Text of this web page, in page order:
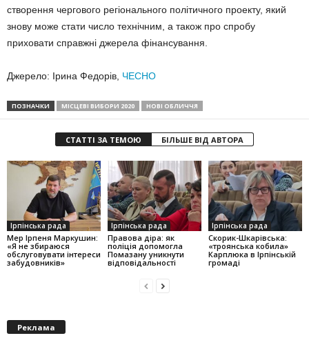
створення чергового регіонального політичного проекту, який
знову може стати число технічним, а також про спробу
приховати справжні джерела фінансування.
Джерело: Ірина Федорів, ЧЕСНО
ПОЗНАЧКИ МІСЦЕВІ ВИБОРИ 2020 НОВІ ОБЛИЧЧЯ
СТАТТІ ЗА ТЕМОЮ БІЛЬШЕ ВІД АВТОРА
Ірпінська рада
Мер Ірпеня Маркушин:
«Я не збираюся
обслуговувати інтереси
забудовників»
Ірпінська рада
Правова діра: як
поліція допомогла
Помазану уникнути
відповідальності
Ірпінська рада
Скорик-Шкарівська:
«троянська кобила»
Карплюка в Ірпінській
громаді
Реклама